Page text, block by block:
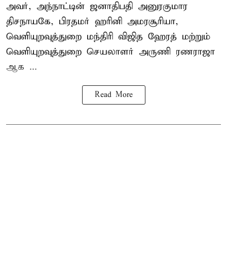
அவர், அந்நாட்டின் ஜனாதிபதி அனுரகுமார
திசநாயகே, பிரதமர் ஹரினி அமரசூரியா,
வெளியுறவுத்துறை மந்திரி விஜித ஹேரத் மற்றும்
வெளியுறவுத்துறை செயலாளர் அருணி ரணராஜா
ஆக ...
Read More